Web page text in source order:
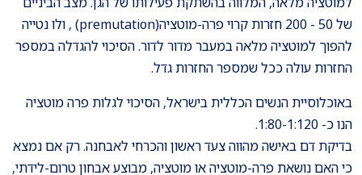
של 50 - 200 חזרות קרוי פרה-מוטציה(premutation) , ולו נטייה
להפוך למוטציה מלאה במעבר מדור לדור. הסיכוי להגדלה במספר
החזרות עולה ככל שמספר החזרות גדל.
באוכלוסיית הנשים הכללית בישראל, הסיכוי לגלות פרה מוטציה
הנו כ- 1:80-1:120.
בדיקת דם באישה מהווה צעד ראשון והכרחי לאבחנה. רק אם נמצא
כי האם נושאת פרה-מוטציה או מוטציה, מבוצע אבחון טרום-לידתי,